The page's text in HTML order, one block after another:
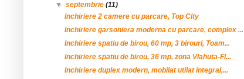
▼septembrie(11)
Inchiriere 2 camere cu parcare, Top City
Inchiriere garsoniera moderna cu parcare, complex ...
Inchiriere spatiu de birou, 60 mp, 3 birouri, Toam...
Inchiriere spatiu de birou, 36 mp, zona Vlahuta-Fl...
Inchiriere duplex modern, mobilat utilat integral,...